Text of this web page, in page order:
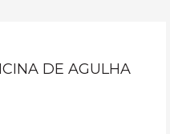
DE AGULHA